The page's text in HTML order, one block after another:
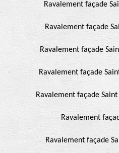
Ravalement façade
Ravalement façade
Ravalement façade
Ravalement façade
Ravalement façade
Ravalement
Ravalement façade